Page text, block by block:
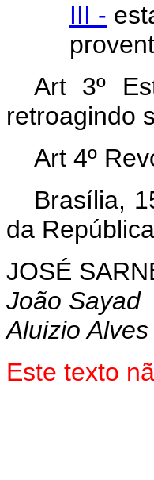
III -
Art 3º
retroagindo
Art 4º
Brasília,
da
JOSÉ
João Sayad
Aluizio Alves
Este texto